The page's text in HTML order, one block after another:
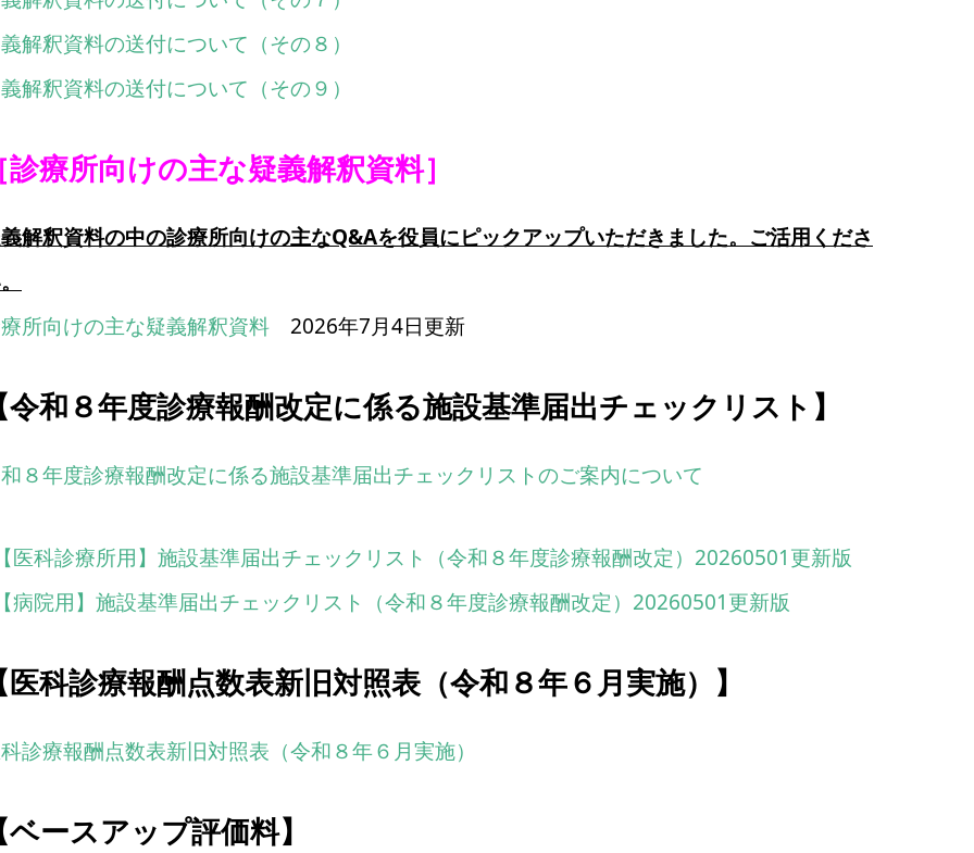
解釈資料の送付について（その８）
解釈資料の送付について（その９）
診療所向けの主な疑義解釈資料］
解釈資料の中の診療所向けの主なQ&Aを役員にピックアップいただきました。ご活用くださ
所向けの主な疑義解釈資料 2026年7月4日更新
令和８年度診療報酬改定に係る施設基準届出チェックリスト】
８年度診療報酬改定に係る施設基準届出チェックリストのご案内について
医科診療所用】施設基準届出チェックリスト（令和８年度診療報酬改定）20260501更新版
病院用】施設基準届出チェックリスト（令和８年度診療報酬改定）20260501更新版
医科診療報酬点数表新旧対照表（令和８年６月実施）】
診療報酬点数表新旧対照表（令和８年６月実施）
ベースアップ評価料】